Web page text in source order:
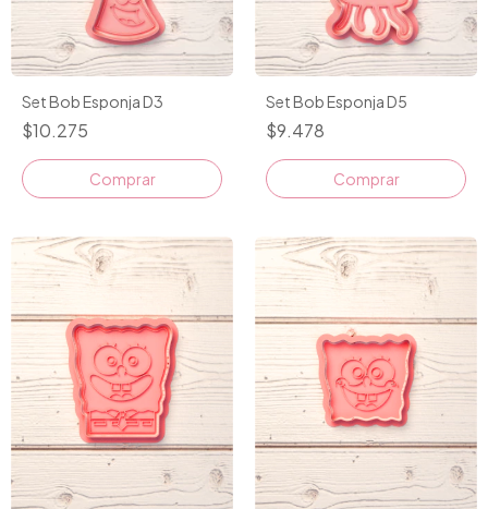
Set Bob Esponja D3
$10.275
Set Bob Esponja D5
$9.478